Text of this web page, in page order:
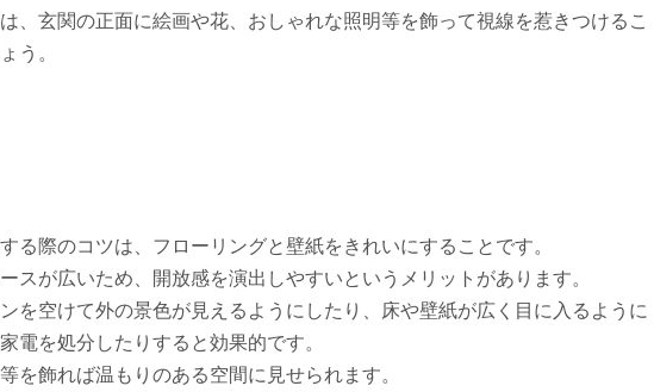
、玄関の正面に絵画や花、おしゃれな照明等を飾って視線を惹きつけるこ
う。
る際のコツは、フローリングと壁紙をきれいにすることです。
スが広いため、開放感を演出しやすいというメリットがあります。
を空けて外の景色が見えるようにしたり、床や壁紙が広く目に入るように
電を処分したりすると効果的です。
を飾れば温もりのある空間に見せられます。